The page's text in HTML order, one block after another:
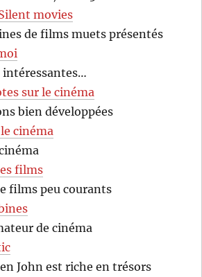
movies
de films muets présentés
intéressantes…
sur le cinéma
bien développées
cinéma
films
films peu courants
de cinéma
John est riche en trésors